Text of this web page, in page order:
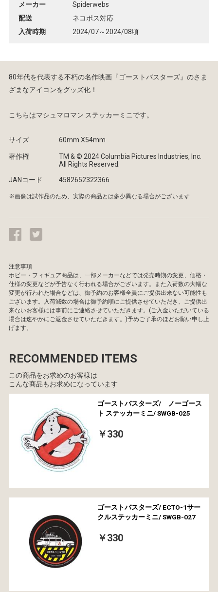
メーカー
Spiderwebs
配送
ネコポス対応
入荷時期
2024/07～2024/08頃
80年代を代表する不朽の名作映画『ゴーストバスターズ』のさま
ざまなアイコンをグッズ化！
こちらはマシュマロマン ステッカーミニです。
サイズ 60mm X54mm
著作権
TM & © 2024 Columbia Pictures Industries, Inc.
All Rights Reserved.
JANコード
4582652322366
※画像は試作品のため、実際の商品とは多少異なる場合がございます
注意事項
ホビー・フィギュア商品は、一部メーカーなどでは発売時期の変更、価格・
仕様の変更などが予告なく行われる場合がございます。また入荷数の大幅な
変更が行われた場合などは、御予約のお客様全員にご提供出来ない可能性も
ございます。入荷減数の場合は御予約順にご提供させていただき、ご提供出
来ないお客様には事前にご連絡させていただきます。(ご入金いただいている
場合は速やかにご返金させていただきます。)予めご了承のほどお願い申し上
げます。
RECOMMENDED ITEMS
この商品をお求めのお客様は
こんな商品もお求めになっています
ゴーストバスターズ/ ノーゴース
ト ステッカーミニ/ SWGB-025
￥330
ゴーストバスターズ/ ECTO-1サー
クルステッカーミニ/ SWGB-027
￥330